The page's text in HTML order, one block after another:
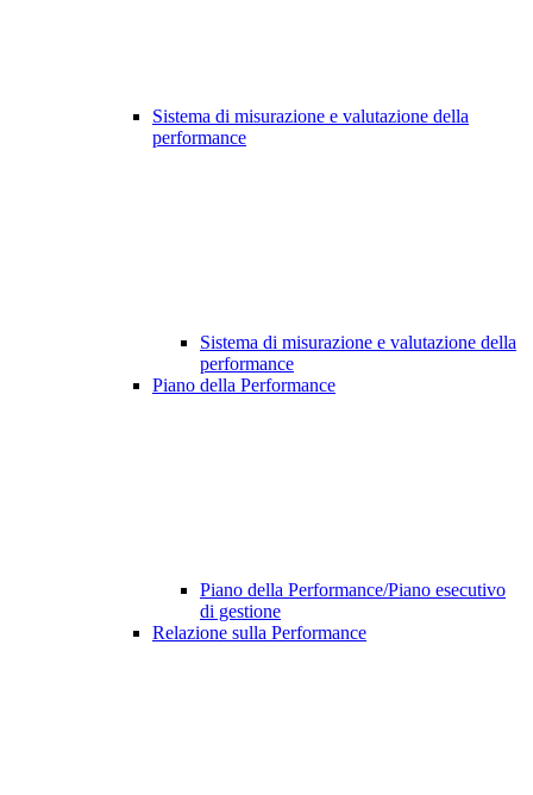
Sistema di misurazione e valutazione della
performance
Sistema di misurazione e valutazione della
performance
Piano della Performance
Piano della Performance/Piano esecutivo
di gestione
Relazione sulla Performance